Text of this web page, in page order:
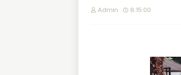
Admin 8:15:00